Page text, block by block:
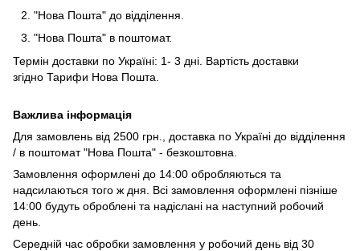
"Нова Пошта" до відділення.
"Нова Пошта" в поштомат.
Термін доставки по Україні: 1- 3 дні. Вартість доставки
згідно Тарифи Нова Пошта
Важлива інформація
Для замовлень від 2500 грн., доставка по Україні до відділення
/ в поштомат "Нова Пошта" - безкоштовна.
Замовлення оформлені до 14:00 обробляються та
надсилаються того ж дня. Всі замовлення оформлені пізніше
14:00 будуть оброблені та надіслані на наступний робочий
день.
Середній час обробки замовлення у робочий день від 30